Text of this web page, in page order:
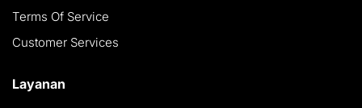
Terms Of Service
Customer Services
Layanan